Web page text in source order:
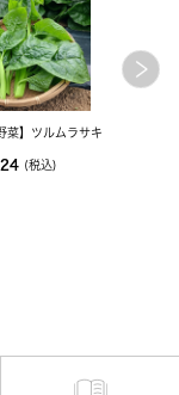
菜】ツルムラサキ
(税込)